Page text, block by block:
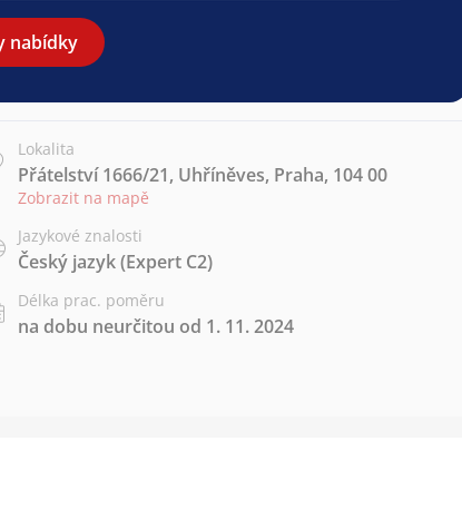
nabídky
Lokalita
Přátelství 1666/21, Uhříněves, Praha, 104 00
Zobrazit na mapě
Jazykové znalosti
Český jazyk(Expert C2)
Délka prac. poměru
na dobu neurčitou od 1. 11. 2024